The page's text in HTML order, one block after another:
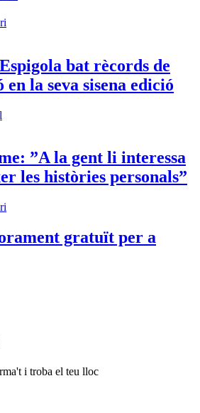
bat rècords de
la seva sisena edició
”A la gent li interessa
les històries personals”
gratuït per a
i troba el teu lloc